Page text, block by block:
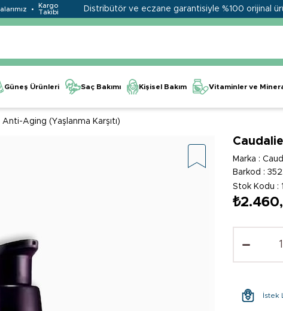
Kargo
Takibi
Distribütör ve eczane garantisiyle %100 orijinal
Güneş Ürünleri Saç Bakımı Kişisel Bakım Vitaminler ve
Anti-Aging (Yaşlanma Karşıtı)
Marka :
Barkod :
Stok Kodu
İstek